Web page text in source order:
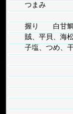
つまみ
握り 白甘鯛
賊、平貝、海
子塩、つめ、